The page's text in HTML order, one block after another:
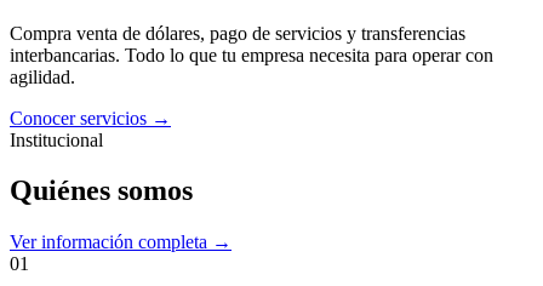
Compra venta de dólares, pago de servicios y transferencias
interbancarias. Todo lo que tu empresa necesita para operar con
agilidad.
Conocer servicios →
Institucional
Quiénes somos
Ver información completa →
01